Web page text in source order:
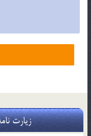
زیارت